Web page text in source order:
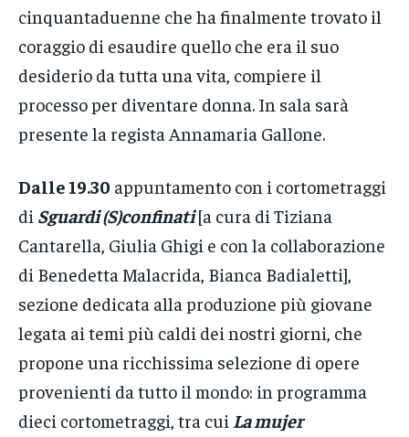
cinquantaduenne che ha finalmente trovato il
coraggio di esaudire quello che era il suo
desiderio da tutta una vita, compiere il
processo per diventare donna. In sala sarà
presente la regista Annamaria Gallone.
Dalle 19.30 appuntamento con i cortometraggi
di Sguardi (S)confinati[a cura di Tiziana
Cantarella, Giulia Ghigi e con la collaborazione
di Benedetta Malacrida, Bianca Badialetti],
sezione dedicata alla produzione più giovane
legata ai temi più caldi dei nostri giorni, che
propone una ricchissima selezione di opere
provenienti da tutto il mondo: in programma
dieci cortometraggi, tra cui La mujer